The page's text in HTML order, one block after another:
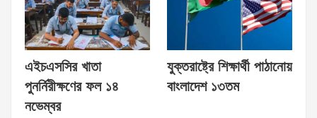
এইচএসসির খাতা
পুনর্নিরীক্ষণের ফল ১৪
নভেম্বর
যুক্তরাষ্ট্রে শিক্ষার্থী পাঠানোয়
বাংলাদেশ ১৩তম